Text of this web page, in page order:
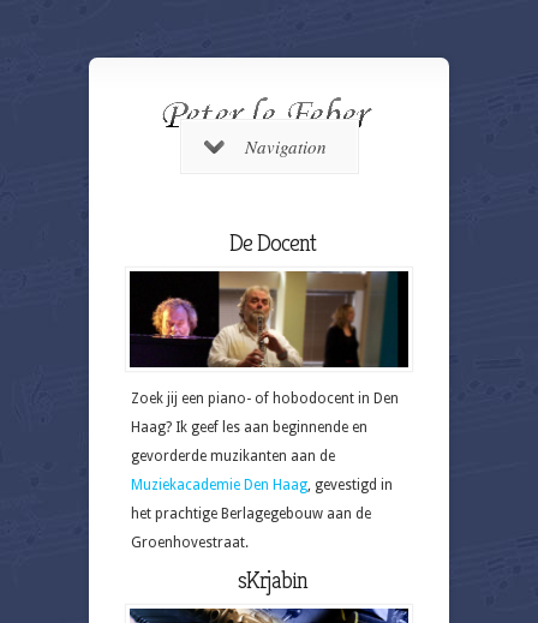
Navigation
De Docent
Zoek jij een piano- of hobodocent in Den
Haag? Ik geef les aan beginnende en
gevorderde muzikanten aan de
Muziekacademie Den Haag, gevestigd in
het prachtige Berlagegebouw aan de
Groenhovestraat.
sKrjabin